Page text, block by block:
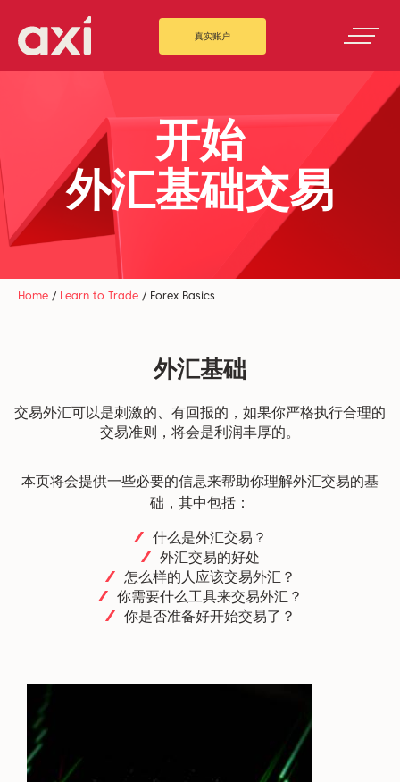
真实账户
开始
外汇基础交易
Home / Learn to Trade / Forex Basics
外汇基础
交易外汇可以是刺激的、有回报的，如果你严格执行合理的
交易准则，将会是利润丰厚的。
本页将会提供一些必要的信息来帮助你理解外汇交易的基
础，其中包括：
什么是外汇交易？
外汇交易的好处
怎么样的人应该交易外汇？
你需要什么工具来交易外汇？
你是否准备好开始交易了？